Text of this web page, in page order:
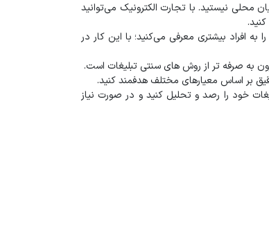
محلی نیستید. با تجارت الکترونیک می‌توانید
به افراد بیشتری معرفی می‌کنید؛ با این کار در
به صرفه‌ تر از روش‌ های سنتی تبلیغات است.
بر اساس معیارهای مختلف هدفمند کنید.
خود را رصد و تحلیل کنید و در صورت نیاز